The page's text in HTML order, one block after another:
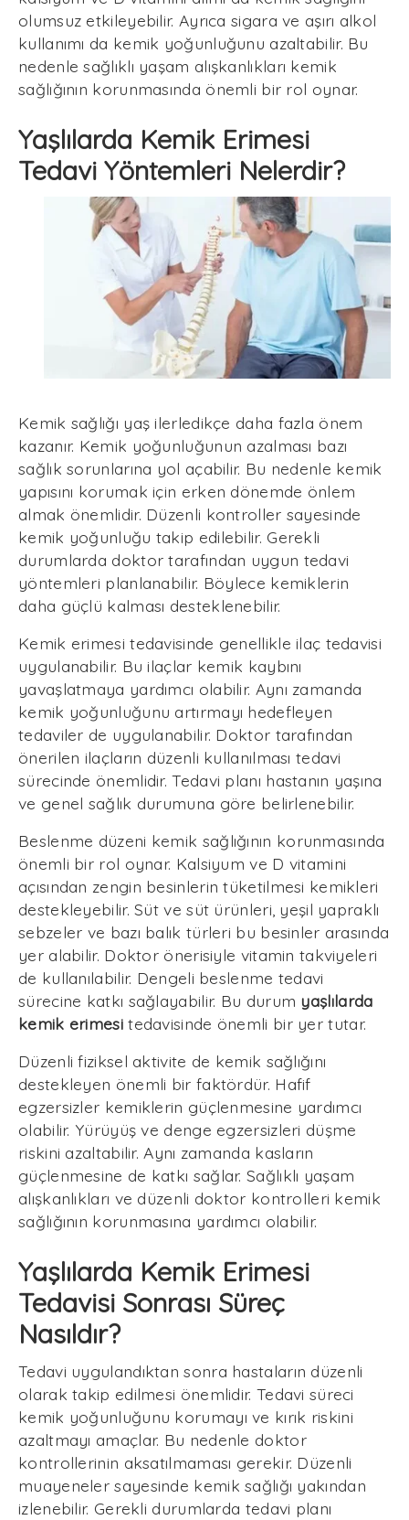
olumsuz etkileyebilir. Ayrıca sigara ve aşırı alkol
kullanımı da kemik yoğunluğunu azaltabilir. Bu
nedenle sağlıklı yaşam alışkanlıkları kemik
sağlığının korunmasında önemli bir rol oynar.
Yaşlılarda Kemik Erimesi
Tedavi Yöntemleri Nelerdir?
Kemik sağlığı yaş ilerledikçe daha fazla önem
kazanır. Kemik yoğunluğunun azalması bazı
sağlık sorunlarına yol açabilir. Bu nedenle kemik
yapısını korumak için erken dönemde önlem
almak önemlidir. Düzenli kontroller sayesinde
kemik yoğunluğu takip edilebilir. Gerekli
durumlarda doktor tarafından uygun tedavi
yöntemleri planlanabilir. Böylece kemiklerin
daha güçlü kalması desteklenebilir.
Kemik erimesi tedavisinde genellikle ilaç tedavisi
uygulanabilir. Bu ilaçlar kemik kaybını
yavaşlatmaya yardımcı olabilir. Aynı zamanda
kemik yoğunluğunu artırmayı hedefleyen
tedaviler de uygulanabilir. Doktor tarafından
önerilen ilaçların düzenli kullanılması tedavi
sürecinde önemlidir. Tedavi planı hastanın yaşına
ve genel sağlık durumuna göre belirlenebilir.
Beslenme düzeni kemik sağlığının korunmasında
önemli bir rol oynar. Kalsiyum ve D vitamini
açısından zengin besinlerin tüketilmesi kemikleri
destekleyebilir. Süt ve süt ürünleri, yeşil yapraklı
sebzeler ve bazı balık türleri bu besinler arasında
yer alabilir. Doktor önerisiyle vitamin takviyeleri
de kullanılabilir. Dengeli beslenme tedavi
sürecine katkı sağlayabilir. Bu durum yaşlılarda
kemik erimesitedavisinde önemli bir yer tutar.
Düzenli fiziksel aktivite de kemik sağlığını
destekleyen önemli bir faktördür. Hafif
egzersizler kemiklerin güçlenmesine yardımcı
olabilir. Yürüyüş ve denge egzersizleri düşme
riskini azaltabilir. Aynı zamanda kasların
güçlenmesine de katkı sağlar. Sağlıklı yaşam
alışkanlıkları ve düzenli doktor kontrolleri kemik
sağlığının korunmasına yardımcı olabilir.
Yaşlılarda Kemik Erimesi
Tedavisi Sonrası Süreç
Nasıldır?
Tedavi uygulandıktan sonra hastaların düzenli
olarak takip edilmesi önemlidir. Tedavi süreci
kemik yoğunluğunu korumayı ve kırık riskini
azaltmayı amaçlar. Bu nedenle doktor
kontrollerinin aksatılmaması gerekir. Düzenli
muayeneler sayesinde kemik sağlığı yakından
izlenebilir. Gerekli durumlarda tedavi planı